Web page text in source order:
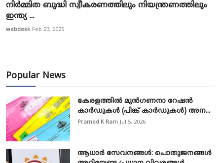
നിർമ്മിത ബുദ്ധി സ്വീകരണത്തിലും നിയന്ത്രണത്തിലും
ഇന്ത്യ ...
webdesk Feb 23, 2025
Popular News
കേരളത്തിൽ മുൻഗണനാ റേഷൻ
കാർഡുകൾ (പിങ്ക് കാർഡുകൾ) അന...
Pramod K Ram Jul 5, 2026
ആധാർ സേവനങ്ങൾ: പൊതുജനങ്ങൾ